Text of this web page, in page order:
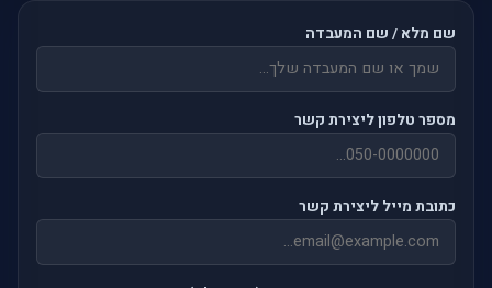
שם מלא / שם המעבדה
מספר טלפון ליצירת קשר
כתובת מייל ליצירת קשר